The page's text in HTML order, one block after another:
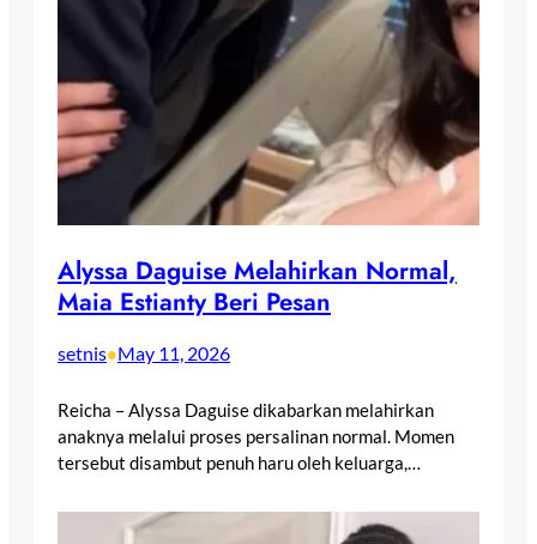
Alyssa Daguise Melahirkan Normal,
Maia Estianty Beri Pesan
setnis•May 11, 2026
Reicha – Alyssa Daguise dikabarkan melahirkan
anaknya melalui proses persalinan normal. Momen
tersebut disambut penuh haru oleh keluarga,…